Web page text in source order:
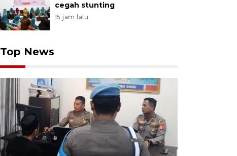
cegah stunting
15 jam lalu
Top News